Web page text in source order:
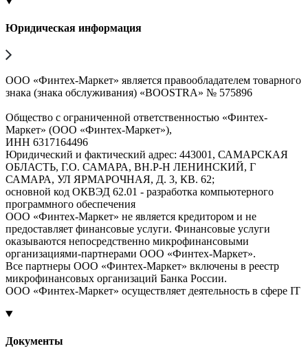
Юридическая информация
ООО «Финтех-Маркет» является правообладателем товарного
знака (знака обслуживания) «BOOSTRA» № 575896
Общество с ограниченной ответственностью «Финтех-
Маркет» (ООО «Финтех-Маркет»),
ИНН 6317164496
Юридический и фактический адрес: 443001, САМАРСКАЯ
ОБЛАСТЬ, Г.О. САМАРА, ВН.Р-Н ЛЕНИНСКИЙ, Г
САМАРА, УЛ ЯРМАРОЧНАЯ, Д. 3, КВ. 62;
основной код ОКВЭД 62.01 - разработка компьютерного
программного обеспечения
ООО «Финтех-Маркет» не является кредитором и не
предоставляет финансовые услуги. Финансовые услуги
оказываются непосредственно микрофинансовыми
организациями-партнерами ООО «Финтех-Маркет».
Все партнеры ООО «Финтех-Маркет» включены в реестр
микрофинансовых организаций Банка России.
ООО «Финтех-Маркет» осуществляет деятельность в сфере IT
Документы